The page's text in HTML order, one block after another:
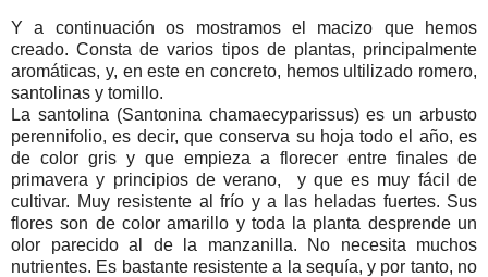
Y a continuación os mostramos el macizo que hemos
creado. Consta de varios tipos de plantas, principalmente
aromáticas, y, en este en concreto, hemos ultilizado romero,
santolinas y tomillo.
La santolina (Santonina chamaecyparissus)es un arbusto
perennifolio, es decir, que conserva su hoja todo el año, es
de color gris y que empieza a florecer entre finales de
primavera y principios de verano, y que es muy fácil de
cultivar. Muy resistente al frío y a las heladas fuertes. Sus
flores son de color amarillo y toda la planta desprende un
olor parecido al de la manzanilla. No necesita muchos
nutrientes. Es bastante resistente a la sequía, y por tanto, no